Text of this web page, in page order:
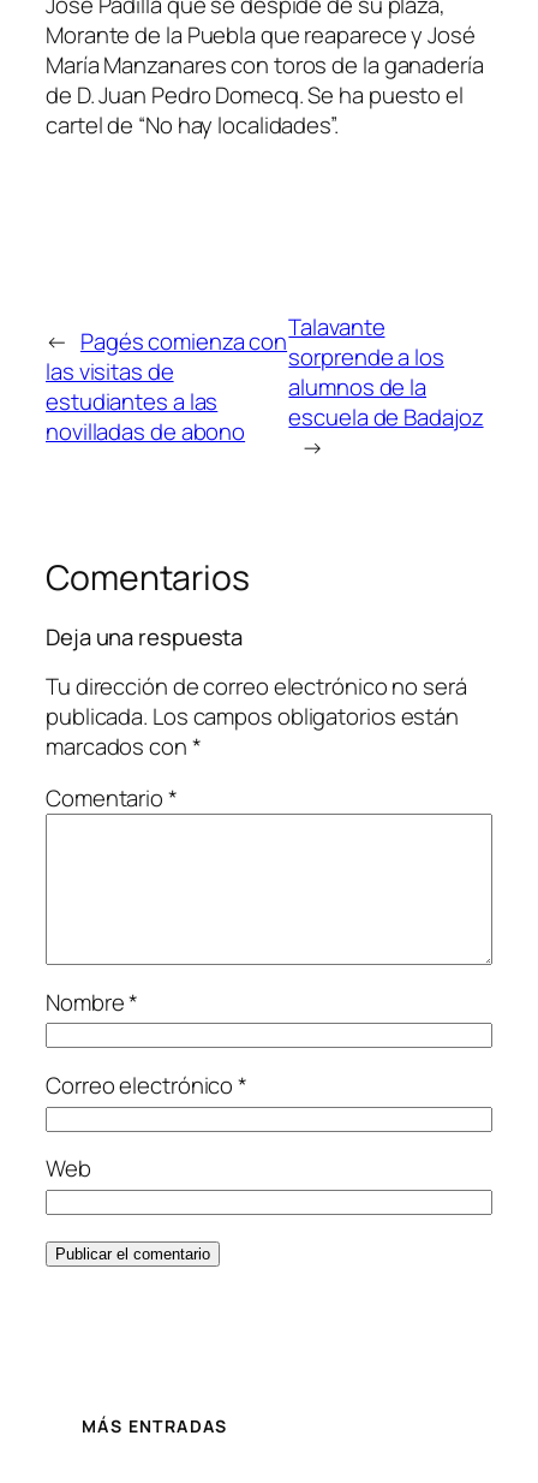
Morante de la Puebla que reaparece y José
María Manzanares con toros de la ganadería
de D. Juan Pedro Domecq. Se ha puesto el
cartel de “No hay localidades”.
← Pagés comienza con
las visitas de
estudiantes a las
novilladas de abono
Talavante
sorprende a los
alumnos de la
escuela de Badajoz
→
Comentarios
Deja una respuesta
Tu dirección de correo electrónico no será
publicada. Los campos obligatorios están
marcados con*
Comentario*
Nombre*
Correo electrónico*
Web
MÁS ENTRADAS